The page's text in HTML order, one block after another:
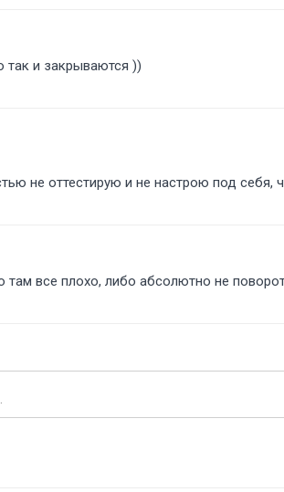
так и закрываются ))
не оттестирую и не настрою под себя,
там все плохо, либо абсолютно не